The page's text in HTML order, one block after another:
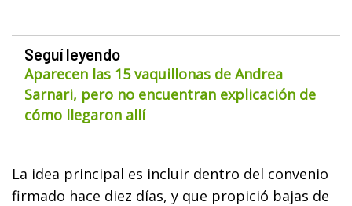
Seguí leyendo
Aparecen las 15 vaquillonas de Andrea
Sarnari, pero no encuentran explicación de
cómo llegaron allí
La idea principal es incluir dentro del convenio
firmado hace diez días, y que propició bajas de